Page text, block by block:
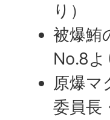
り）
被爆鮪
No.8よ
原爆マ
委員長